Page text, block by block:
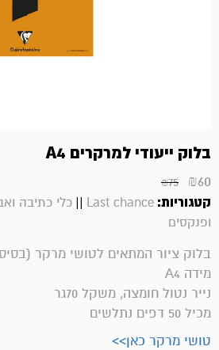
בלוק ייעודי למרקרים A4
₪75 ₪60
קטגוריות: Last chance
|| כלי כתיבה
ופנקסים
בלוק ציור המתאים לטושי מרקר
מידה A4
נייר נטול חומצה, משקל 70גר
מכיל 50 דפים נתלשים
טושי מרקר כאן>>